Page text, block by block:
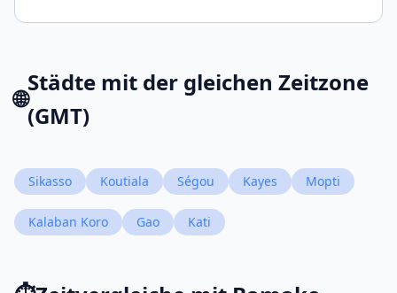
🌐
Städte mit der gleichen Zeitzone
(GMT)
Sikasso Koutiala Ségou Kayes Mopti
Kalaban Koro Gao Kati